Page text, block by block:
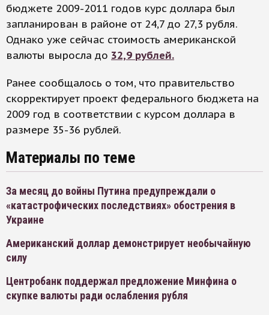
бюджете 2009-2011 годов курс доллара был
запланирован в районе от 24,7 до 27,3 рубля.
Однако уже сейчас стоимость американской
валюты выросла до 32,9 рублей.
Ранее сообщалось о том, что правительство
скорректирует проект федерального бюджета на
2009 год в соответствии с курсом доллара в
размере 35-36 рублей.
Материалы по теме
За месяц до войны Путина предупреждали о
«катастрофических последствиях» обострения в
Украине
Американский доллар демонстрирует необычайную
силу
Центробанк поддержал предложение Минфина о
скупке валюты ради ослабления рубля